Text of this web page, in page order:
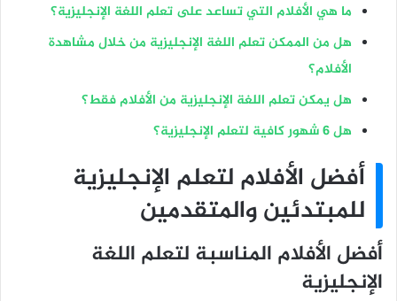
ما هي الأفلام التي تساعد على تعلم اللغة الإنجليزية؟
هل من الممكن تعلم اللغة الإنجليزية من خلال مشاهدة
الأفلام؟
هل يمكن تعلم اللغة الإنجليزية من الأفلام فقط؟
هل 6 شهور كافية لتعلم الإنجليزية؟
أفضل الأفلام لتعلم الإنجليزية
للمبتدئين والمتقدمين
أفضل الأفلام المناسبة لتعلم اللغة
الإنجليزية